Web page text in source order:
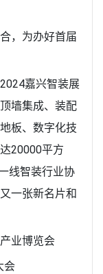
，为办好首届
嘉兴智装展
墙集成、装配
板、数字化技
20000平方
线智装行业协
一张新名片和
业博览会
会